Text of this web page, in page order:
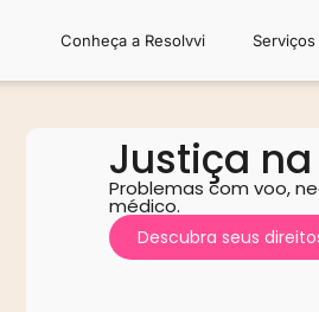
Conheça a Resolvvi Serviços
Justiça
Problemas com voo,
médico.
Descubra seus